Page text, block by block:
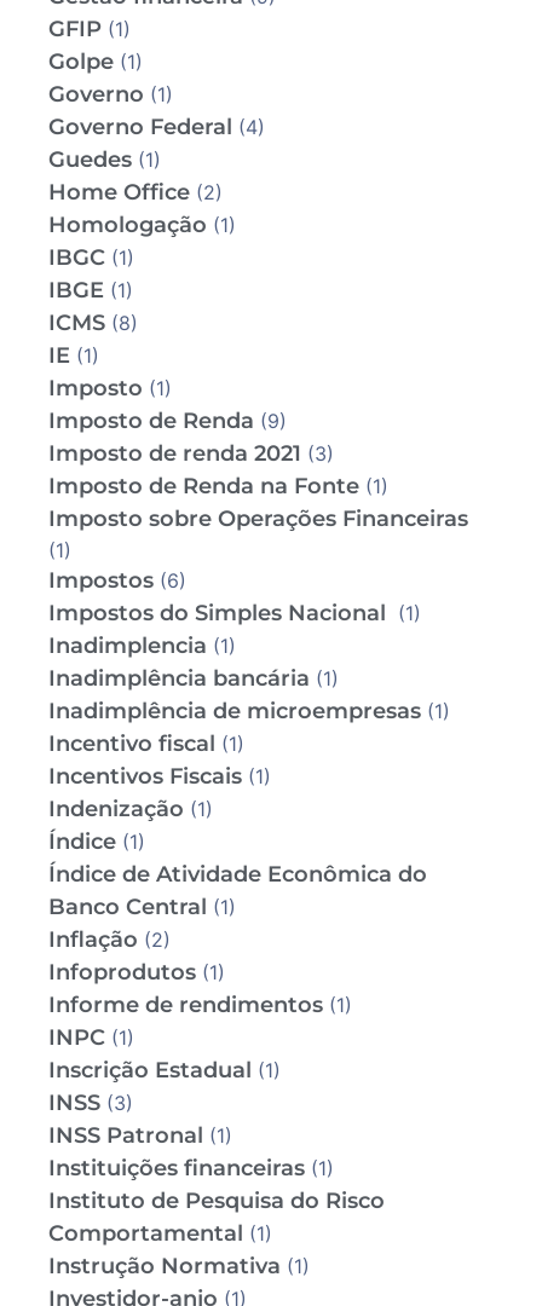
GFIP (1)
Golpe (1)
Governo (1)
Governo Federal (4)
Guedes (1)
Home Office (2)
Homologação (1)
IBGC (1)
IBGE (1)
ICMS (8)
IE (1)
Imposto (1)
Imposto de Renda (9)
Imposto de renda 2021 (3)
Imposto de Renda na Fonte (1)
Imposto sobre Operações Financeiras
(1)
Impostos (6)
Impostos do Simples Nacional (1)
Inadimplencia (1)
Inadimplência bancária (1)
Inadimplência de microempresas (1)
Incentivo fiscal (1)
Incentivos Fiscais (1)
Indenização (1)
Índice (1)
Índice de Atividade Econômica do
Banco Central (1)
Inflação (2)
Infoprodutos (1)
Informe de rendimentos (1)
INPC (1)
Inscrição Estadual (1)
INSS (3)
INSS Patronal (1)
Instituições financeiras (1)
Instituto de Pesquisa do Risco
Comportamental (1)
Instrução Normativa (1)
Investidor-anjo (1)